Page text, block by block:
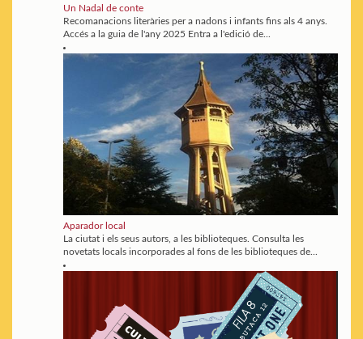
Un Nadal de conte
Recomanacions literàries per a nadons i infants fins als 4 anys.
Accés a la guia de l'any 2025 Entra a l'edició de...
Aparador local
La ciutat i els seus autors, a les biblioteques. Consulta les
novetats locals incorporades al fons de les biblioteques de...